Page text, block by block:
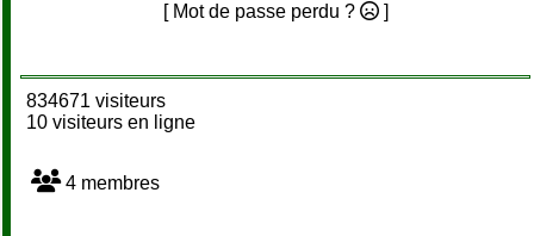
[ Mot de passe perdu ?
]
834671 visiteurs
10 visiteurs en ligne
4 membres